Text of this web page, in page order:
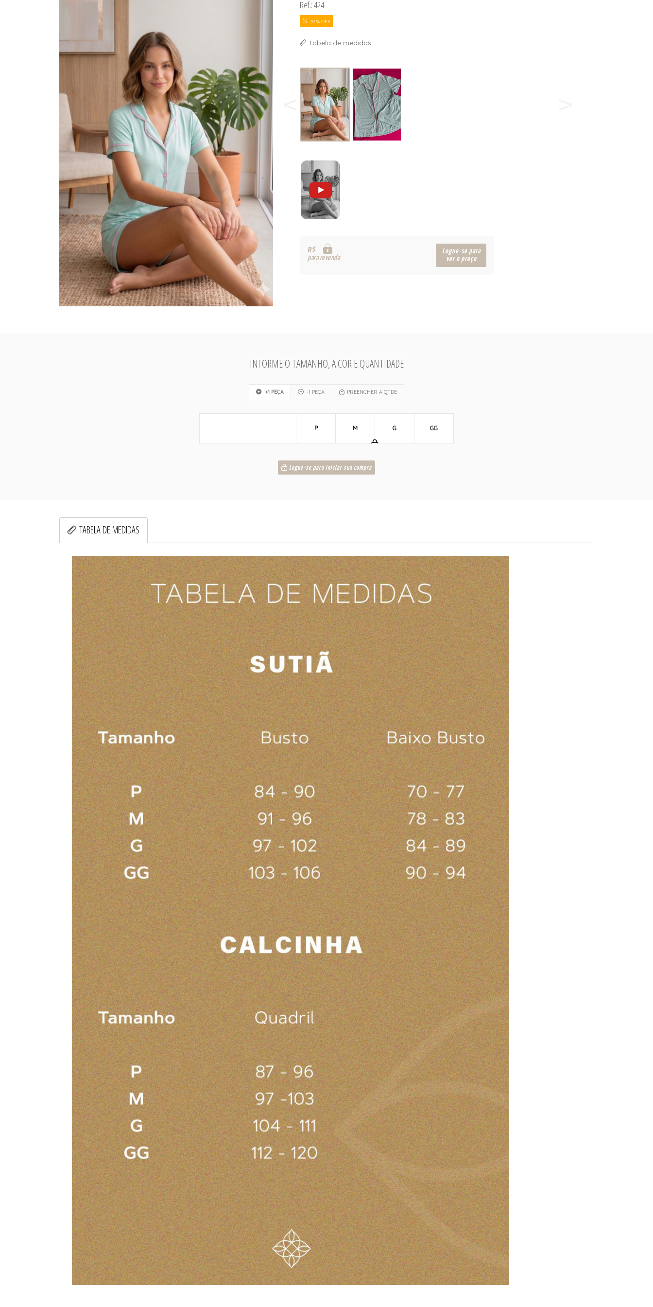
Ref.: 424
39 % OFF
Tabela de medidas
R$
para revenda
Logue-se para
ver o preço
INFORME O TAMANHO, A COR E QUANTIDADE
+1 PEÇA -1 PEÇA PREENCHER A QTDE
P M G GG
Logue-se para iniciar sua compra
TABELA DE MEDIDAS